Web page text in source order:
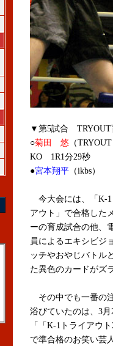
▼第5試合
○菊田 悠 （
KO 1R1分29秒
●宮本翔平（ikbs）
今大会には、「K-1
アウト」で合格した
ーの育成試合の他、
員によるエキシビジ
ッチやおやじバトル
た異色のカードがズ
その中でも一番の
浴びていたのは、3月
「「K-1トライアウ
で準合格のお笑い芸